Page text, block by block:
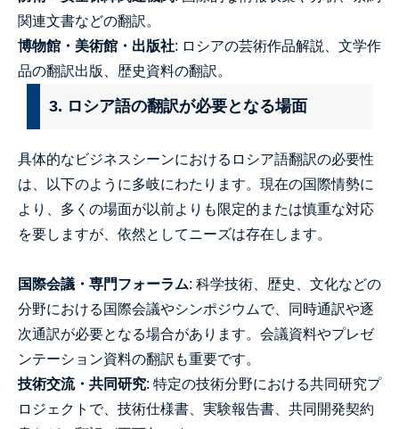
関連文書などの翻訳。
博物館・美術館・出版社: ロシアの芸術作品解説、文学作
品の翻訳出版、歴史資料の翻訳。
3. ロシア語の翻訳が必要となる場面
具体的なビジネスシーンにおけるロシア語翻訳の必要性
は、以下のように多岐にわたります。現在の国際情勢に
より、多くの場面が以前よりも限定的または慎重な対応
を要しますが、依然としてニーズは存在します。
国際会議・専門フォーラム: 科学技術、歴史、文化などの
分野における国際会議やシンポジウムで、同時通訳や逐
次通訳が必要となる場合があります。会議資料やプレゼ
ンテーション資料の翻訳も重要です。
技術交流・共同研究: 特定の技術分野における共同研究プ
ロジェクトで、技術仕様書、実験報告書、共同開発契約